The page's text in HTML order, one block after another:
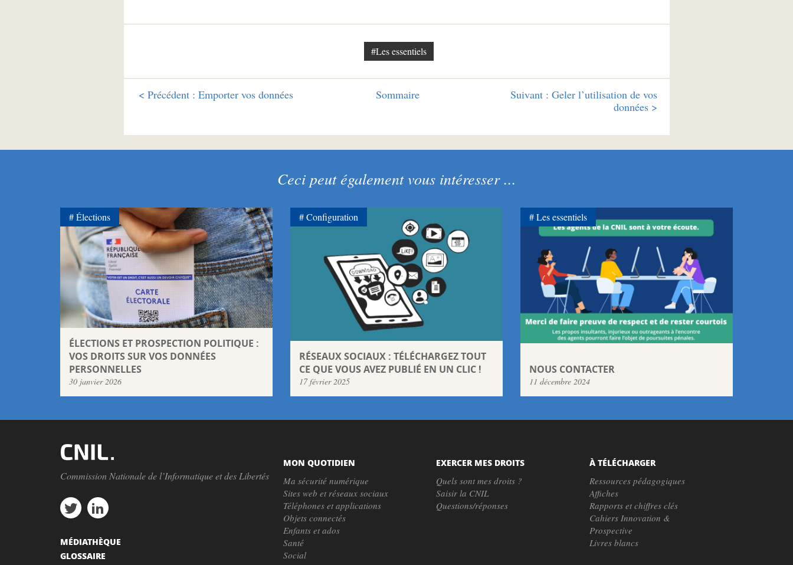
#Les essentiels
< Précédent : Emporter vos données Sommaire Suivant : Geler l’utilisation de vos
données >
Ceci peut également vous intéresser ...
ÉLECTIONS ET PROSPECTION POLITIQUE :
VOS DROITS SUR VOS DONNÉES
PERSONNELLES
30 janvier 2026
Élections
RÉSEAUX SOCIAUX : TÉLÉCHARGEZ TOUT
CE QUE VOUS AVEZ PUBLIÉ EN UN CLIC !
17 février 2025
Configuration
NOUS CONTACTER
11 décembre 2024
Les essentiels
Commission Nationale de l’Informatique et des Libertés
MON QUOTIDIEN
Ma sécurité numérique
Sites web et réseaux sociaux
Téléphones et applications
Objets connectés
Enfants et ados
Santé
Social
EXERCER MES DROITS
Quels sont mes droits ?
Saisir la CNIL
Questions/réponses
À TÉLÉCHARGER
Ressources pédagogiques
Affiches
Rapports et chiffres clés
Cahiers Innovation &
Prospective
Livres blancs
MÉDIATHÈQUE
GLOSSAIRE